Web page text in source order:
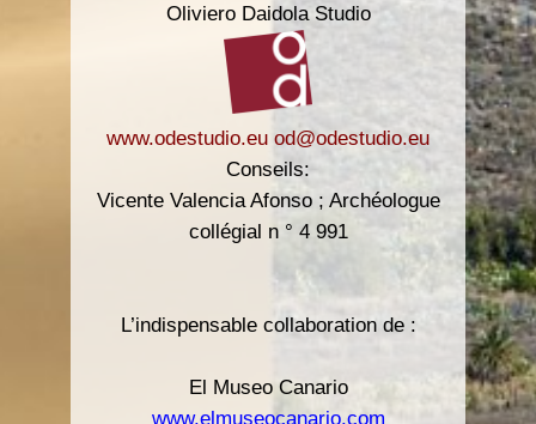
Oliviero Daidola Studio
www.odestudio.eu od@odestudio.eu
Conseils:
Vicente Valencia Afonso ; Archéologue
collégial n ° 4 991
L’indispensable collaboration de :
El Museo Canario
www.elmuseocanario.com